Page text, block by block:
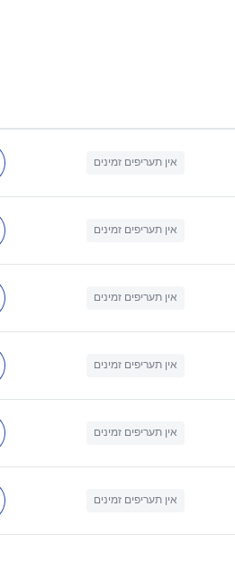
אין תעריפים זמינים
אין תעריפים זמינים
אין תעריפים זמינים
אין תעריפים זמינים
אין תעריפים זמינים
אין תעריפים זמינים